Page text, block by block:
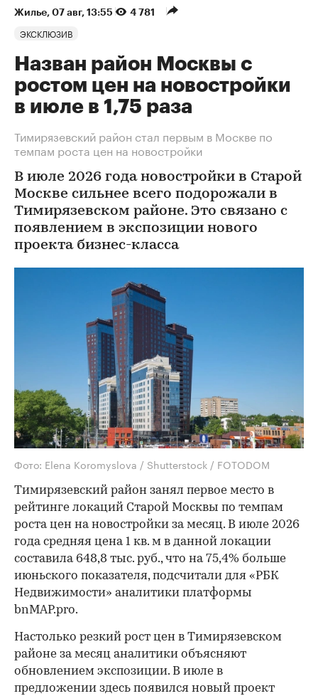
Жилье 07 авг, 13:55 4 781
ЭКСКЛЮЗИВ
Назван район Москвы с
ростом цен на новостройки
в июле в 1,75 раза
Тимирязевский район стал первым в Москве по
темпам роста цен на новостройки
В июле 2026 года новостройки в Старой
Москве сильнее всего подорожали в
Тимирязевском районе. Это связано с
появлением в экспозиции нового
проекта бизнес-класса
Фото: Elena Koromyslova / Shutterstock / FOTODOM
Тимирязевский район занял первое место в
рейтинге локаций Старой Москвы по темпам
роста цен на новостройки за месяц. В июле 2026
года средняя цена 1 кв. м в данной локации
составила 648,8 тыс. руб., что на 75,4% больше
июньского показателя, подсчитали для «РБК
Недвижимости» аналитики платформы
bnMAP.pro.
Настолько резкий рост цен в Тимирязевском
районе за месяц аналитики объясняют
обновлением экспозиции. В июле в
предложении здесь появился новый проект